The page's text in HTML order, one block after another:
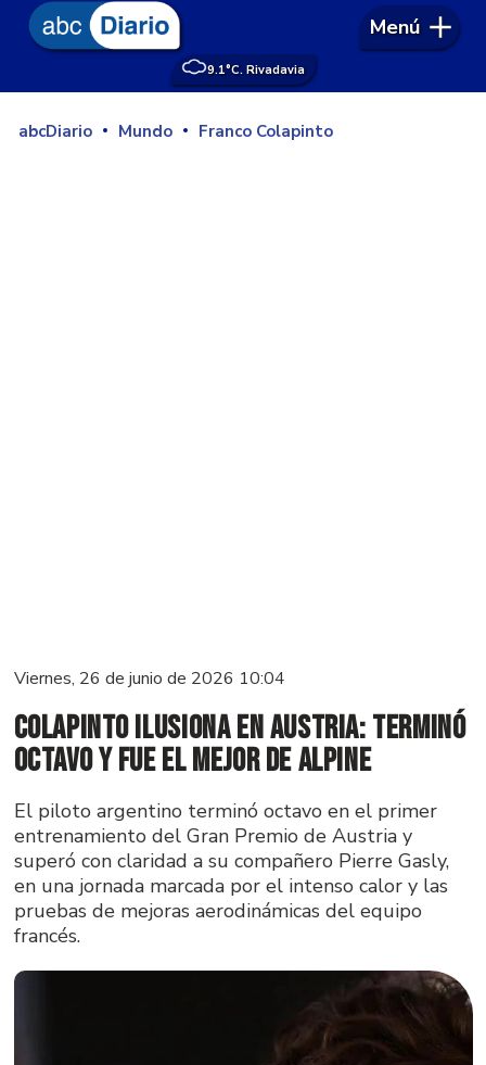
9.1°C. Rivadavia
Menú
abcDiario Mundo Franco Colapinto
Viernes, 26 de junio de 2026 10:04
Colapinto ilusiona en Austria: terminó
octavo y fue el mejor de Alpine
El piloto argentino terminó octavo en el primer
entrenamiento del Gran Premio de Austria y
superó con claridad a su compañero Pierre Gasly,
en una jornada marcada por el intenso calor y las
pruebas de mejoras aerodinámicas del equipo
francés.